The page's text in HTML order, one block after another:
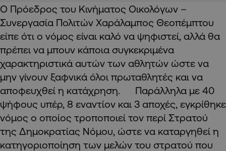
Ο Πρόεδρος του Κινήματος Οικολόγων –
Συνεργασία Πολιτών Χαράλαμπος Θεοπέμπτου
είπε ότι ο νόμος είναι καλό να ψηφιστεί, αλλά θα
πρέπει να μπουν κάποια συγκεκριμένα
χαρακτηριστικά αυτών των αθλητών ώστε να
μην γίνουν ξαφνικά όλοι πρωταθλητές και να
αποφευχθεί η κατάχρηση. Παράλληλα με 40
ψήφους υπέρ, 8 εναντίον και 3 αποχές, εγκρίθηκε
νόμος ο οποίος τροποποιεί τον περί Στρατού
της Δημοκρατίας Νόμου, ώστε να καταργηθεί η
κατηγοριοποίηση των μελών του στρατού που